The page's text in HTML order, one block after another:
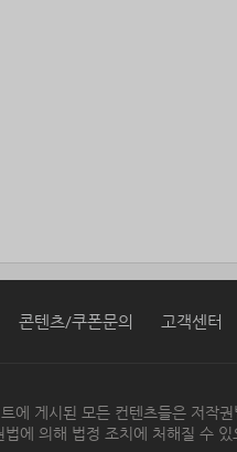
콘텐츠/쿠폰문의 고객센터
에 게시된 모든 컨텐츠들은 저작
법에 의해 법정 조치에 처해질 수